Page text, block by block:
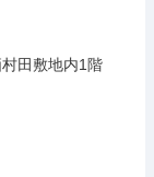
田敷地内1階